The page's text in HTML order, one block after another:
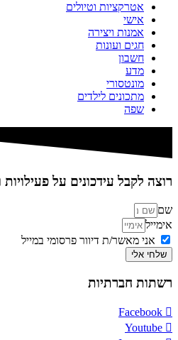
אטרקציות וטיולים
אישי
אמנות ויצירה
חגים ועונות
חשבון
מדע
מונטסורי
מתכונים לילדים
שפה
רוצה לקבל עידכונים על
שם
אימייל
אני מאשר/ת דיוור פרסומי במייל
שלחי אלי
רשתות חברתיות
Facebook
Youtube